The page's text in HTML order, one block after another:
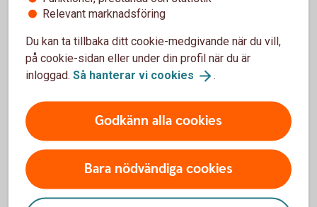
och arbetsgivaren att se att ni är överens. Det ska
du få senast en månad efter att du har börjat, om
din anställning är längre än 3 veckor.
Månadsspara
Testa vår sparkalkylator och se hur mycket det kan
bli om du börjar månadsspara.
Månadsspara
Relevant marknadsföring
Du kan ta tillbaka ditt cookie-medgivande när du vill,
på cookie-sidan eller under din profil när du är
inloggad. Så hanterar vi cookies .
Godkänn alla cookies
Bara nödvändiga cookies